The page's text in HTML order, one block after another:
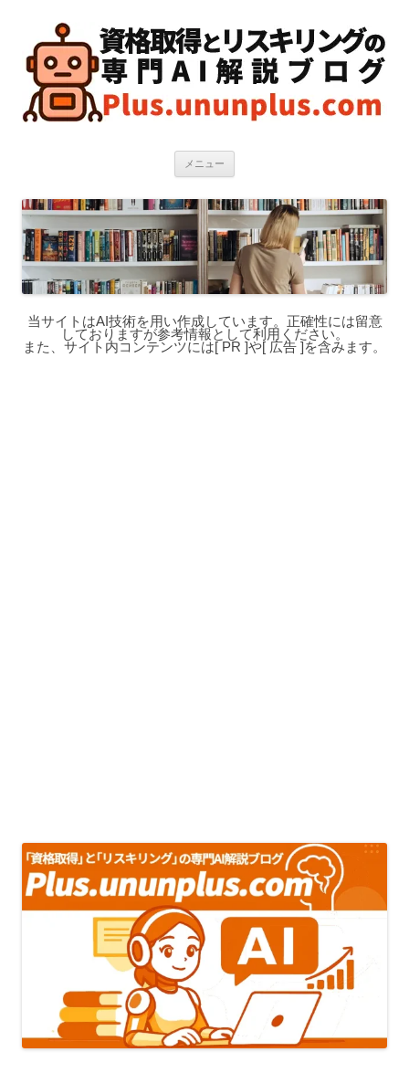
テ
ン
ツ
へ
ス
キ
メニュー
当サイトはAI技術を用い作成しています。正確性には留意
しておりますが参考情報として利用ください。
また、サイト内コンテンツには[ PR ]や[ 広告 ]を含みます。